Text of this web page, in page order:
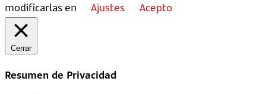
modificarlas en
Ajustes Acepto
Cerrar
Resumen de Privacidad